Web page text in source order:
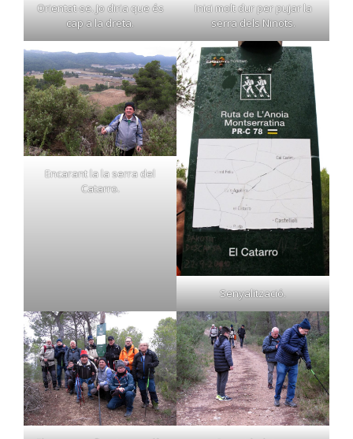
Orientat-se. Jo diria que és
cap a la dreta.
Inici molt dur per pujar la
serra dels Ninots.
Encarant la la serra del
Catarro.
Senyalització.